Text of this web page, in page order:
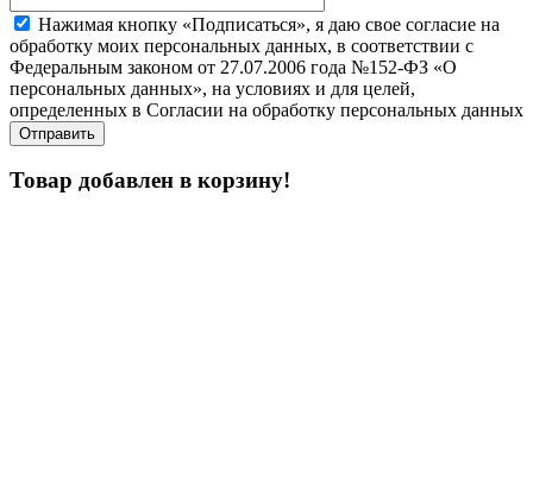
Нажимая кнопку «Подписаться», я даю свое согласие на
обработку моих персональных данных, в соответствии с
Федеральным законом от 27.07.2006 года №152-ФЗ «О
персональных данных», на условиях и для целей,
определенных в Согласии на обработку персональных данных
Товар добавлен в корзину!